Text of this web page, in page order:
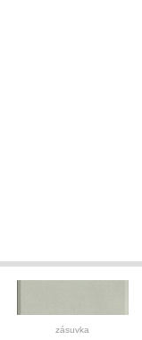
zásuvka